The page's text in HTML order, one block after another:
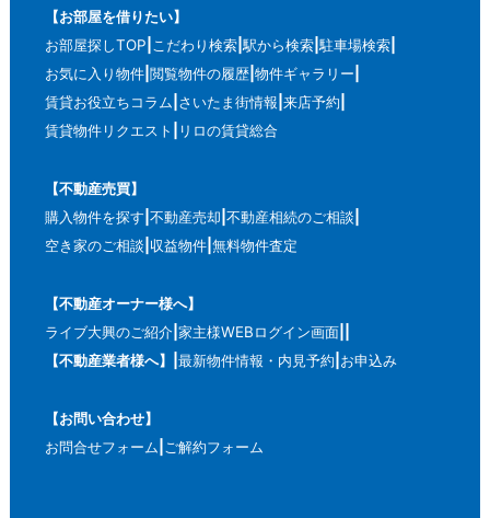
【お部屋を借りたい】
お部屋探しTOP こだわり検索 駅から検索 駐車場検索
お気に入り物件 閲覧物件の履歴 物件ギャラリー
賃貸お役立ちコラム さいたま街情報 来店予約
賃貸物件リクエスト
リロの賃貸総合
【不動産売買】
購入物件を探す 不動産売却 不動産相続のご相談
空き家のご相談 収益物件 無料物件査定
【不動産オーナー様へ】
ライブ大興のご紹介 家主様WEBログイン画面
【不動産業者様へ】
最新物件情報・内見予約 お申込み
【お問い合わせ】
お問合せフォーム ご解約フォーム